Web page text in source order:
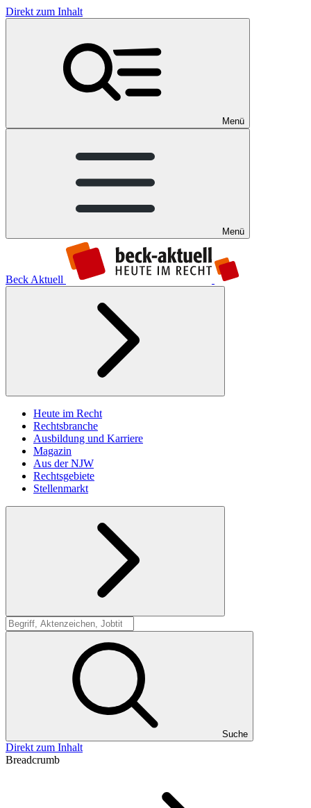
Direkt zum Inhalt
Menü
Menü
Beck Aktuell
Heute im Recht
Rechtsbranche
Ausbildung und Karriere
Magazin
Aus der NJW
Rechtsgebiete
Stellenmarkt
Suche
Suche
Direkt zum Inhalt
Breadcrumb